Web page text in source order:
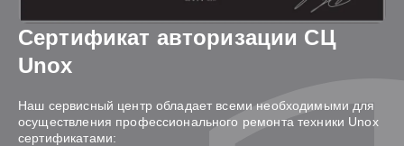
Сертификат авторизации СЦ
Unox
Наш сервисный центр обладает всеми необходимыми для
осуществления профессионального ремонта техники Unox
сертификатами: